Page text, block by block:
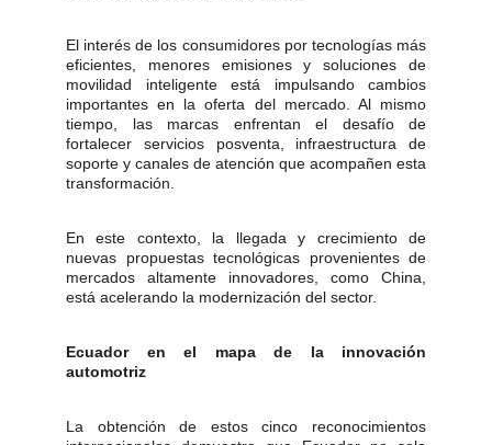
El interés de los consumidores por tecnologías más
eficientes, menores emisiones y soluciones de
movilidad inteligente está impulsando cambios
importantes en la oferta del mercado. Al mismo
tiempo, las marcas enfrentan el desafío de
fortalecer servicios posventa, infraestructura de
soporte y canales de atención que acompañen esta
transformación.
En este contexto, la llegada y crecimiento de
nuevas propuestas tecnológicas provenientes de
mercados altamente innovadores, como China,
está acelerando la modernización del sector.
Ecuador en el mapa de la innovación
automotriz
La obtención de estos cinco reconocimientos